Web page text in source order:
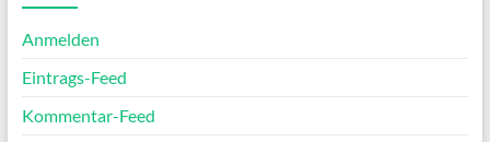
Anmelden
Eintrags-Feed
Kommentar-Feed